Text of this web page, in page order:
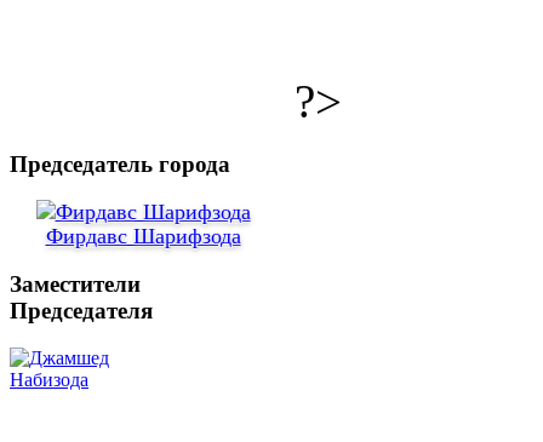
?>
Председатель города
Фирдавс Шарифзода
Заместители
Председателя